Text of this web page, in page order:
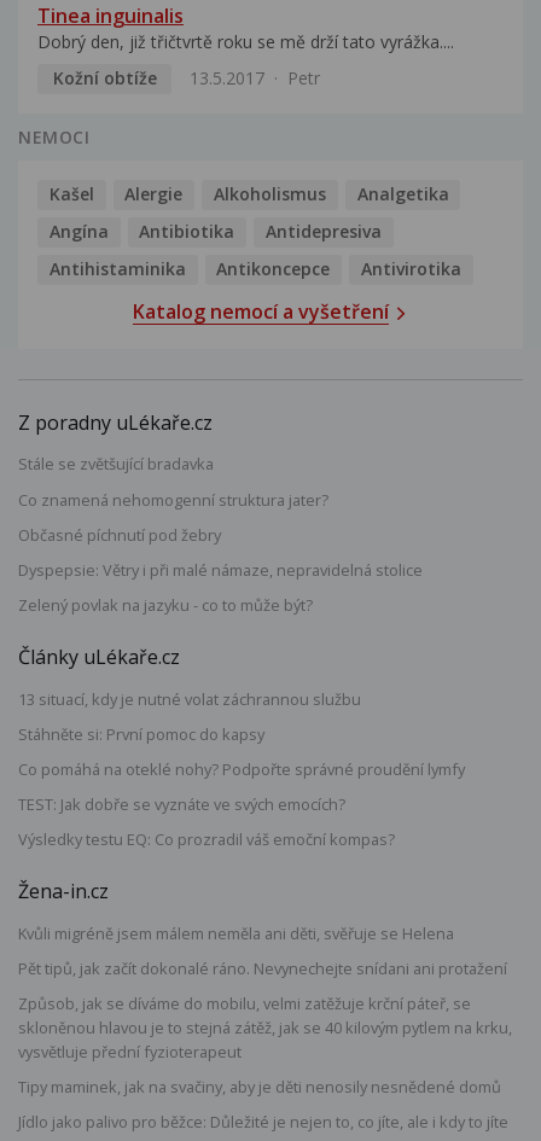
Tinea inguinalis
Dobrý den, již třičtvrtě roku se mě drží tato vyrážka....
Kožní obtíže
13.5.2017 Petr
NEMOCI
Kašel Alergie Alkoholismus
Analgetika
Angína
Antibiotika
Antidepresiva
Antihistaminika
Antikoncepce Antivirotika
Katalog nemocí a vyšetření
Z poradny uLékaře.cz
Stále se zvětšující bradavka
Co znamená nehomogenní struktura jater?
Občasné píchnutí pod žebry
Dyspepsie: Větry i při malé námaze, nepravidelná stolice
Zelený povlak na jazyku - co to může být?
Články uLékaře.cz
13 situací, kdy je nutné volat záchrannou službu
Stáhněte si: První pomoc do kapsy
Co pomáhá na oteklé nohy? Podpořte správné proudění lymfy
TEST: Jak dobře se vyznáte ve svých emocích?
Výsledky testu EQ: Co prozradil váš emoční kompas?
Žena-in.cz
Kvůli migréně jsem málem neměla ani děti, svěřuje se Helena
Pět tipů, jak začít dokonalé ráno. Nevynechejte snídani ani protažení
Způsob, jak se díváme do mobilu, velmi zatěžuje krční páteř, se
skloněnou hlavou je to stejná zátěž, jak se 40 kilovým pytlem na krku,
vysvětluje přední fyzioterapeut
Tipy maminek, jak na svačiny, aby je děti nenosily nesnědené domů
Jídlo jako palivo pro běžce: Důležité je nejen to, co jíte, ale i kdy to jíte